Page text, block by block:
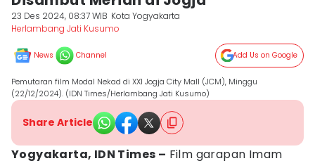
23 Des 2024, 08:37 WIB Kota Yogyakarta
Herlambang Jati Kusumo
News Channel Add Us on Google
Pemutaran film Modal Nekad di XXI Jogja City Mall (JCM), Minggu
(22/12/2024). (IDN Times/Herlambang Jati Kusumo)
Share Article
Yogyakarta, IDN Times – Film garapan Imam